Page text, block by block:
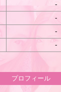
-
-
-
-
プロフィール